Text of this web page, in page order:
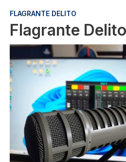
FLAGRANTE DELITO
Flagrante Delito
Imagem